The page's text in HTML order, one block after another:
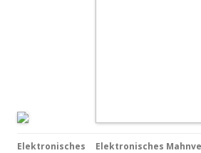
Elektronisches
Elektronisches